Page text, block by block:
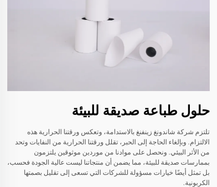
حلول طباعة صديقة للبيئة
تلتزم شركة شاندونغ زينفنغ بالاستدامة، وتعكس ورقتنا الحرارية هذه
الالتزام. وبإلغاء الحاجة إلى الحبر، تقلل ورقتنا الحرارية من النفايات وتحد
من الأثر البيئي. ونحصل على موادنا من موردين موثوقين يلتزمون
بممارسات صديقة للبيئة، مما يضمن أن منتجاتنا ليست عالية الجودة فحسب،
بل تمثل أيضًا خيارات مسؤولة للشركات التي تسعى إلى تقليل بصمتها
الكربونية.